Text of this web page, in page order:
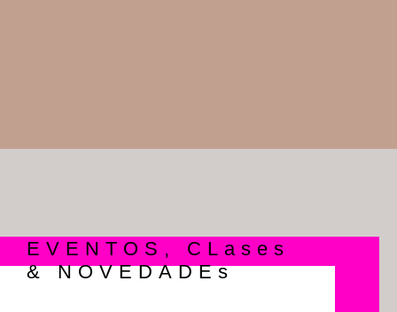
EVENTOS, CLases
& NOVEDADEs